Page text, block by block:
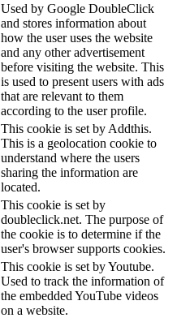
Used by Google DoubleClick
and stores information about
how the user uses the website
and any other advertisement
before visiting the website. This
is used to present users with ads
that are relevant to them
according to the user profile.
This cookie is set by Addthis.
This is a geolocation cookie to
understand where the users
sharing the information are
located.
This cookie is set by
doubleclick.net. The purpose of
the cookie is to determine if the
user's browser supports cookies.
This cookie is set by Youtube.
Used to track the information of
the embedded YouTube videos
on a website.